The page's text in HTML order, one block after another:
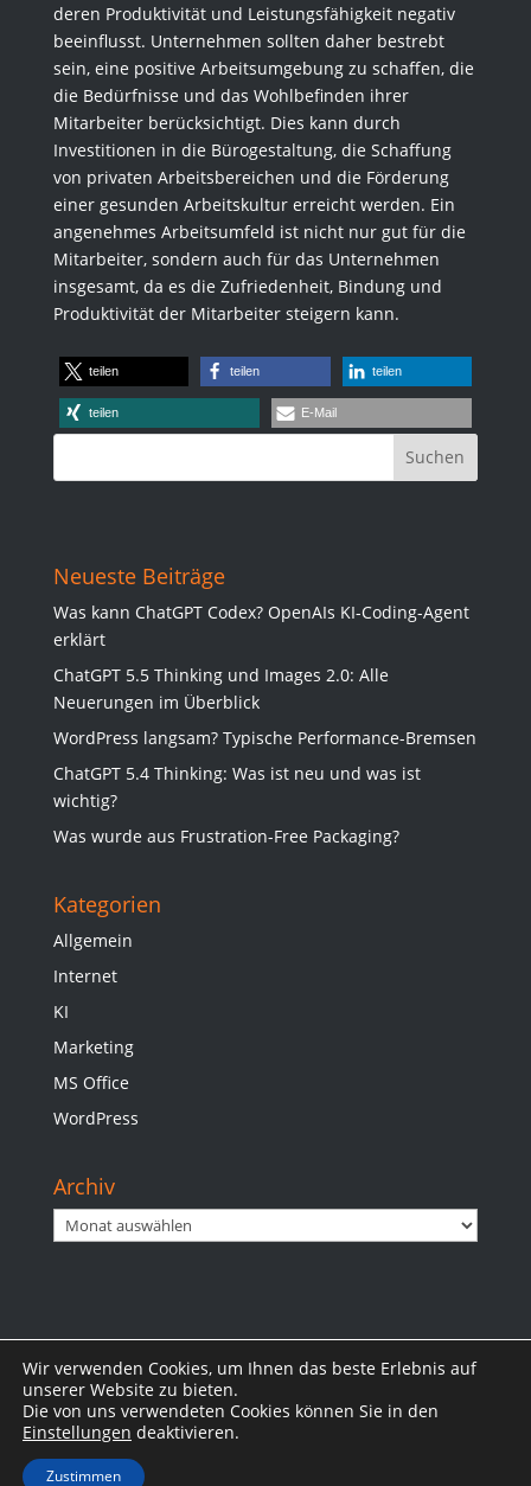
deren Produktivität und Leistungsfähigkeit negativ
beeinflusst. Unternehmen sollten daher bestrebt
sein, eine positive Arbeitsumgebung zu schaffen, die
die Bedürfnisse und das Wohlbefinden ihrer
Mitarbeiter berücksichtigt. Dies kann durch
Investitionen in die Bürogestaltung, die Schaffung
von privaten Arbeitsbereichen und die Förderung
einer gesunden Arbeitskultur erreicht werden. Ein
angenehmes Arbeitsumfeld ist nicht nur gut für die
Mitarbeiter, sondern auch für das Unternehmen
insgesamt, da es die Zufriedenheit, Bindung und
Produktivität der Mitarbeiter steigern kann.
teilen teilen teilen
teilen E-Mail
Neueste Beiträge
Was kann ChatGPT Codex? OpenAIs KI-Coding-Agent
erklärt
ChatGPT 5.5 Thinking und Images 2.0: Alle
Neuerungen im Überblick
WordPress langsam? Typische Performance-Bremsen
ChatGPT 5.4 Thinking: Was ist neu und was ist
wichtig?
Was wurde aus Frustration-Free Packaging?
Kategorien
Allgemein
Internet
KI
Marketing
MS Office
WordPress
Archiv
Archiv
Impressum Datenschutzerklärung
Wir verwenden Cookies, um Ihnen das beste Erlebnis auf
unserer Website zu bieten.
Die von uns verwendeten Cookies können Sie in den
Einstellungen deaktivieren.
Zustimmen